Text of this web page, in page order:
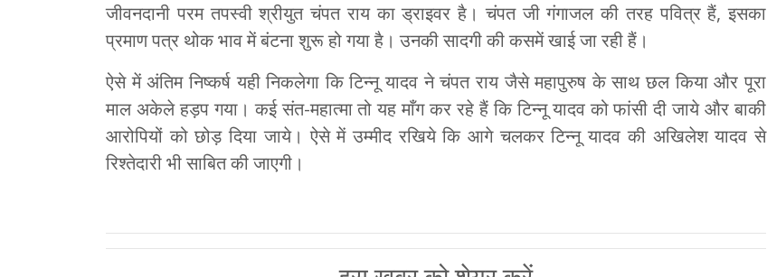
जीवनदानी परम तपस्वी श्रीयुत चंपत राय का ड्राइवर है। चंपत जी गंगाजल की तरह पवित्र हैं, इसका
प्रमाण पत्र थोक भाव में बंटना शुरू हो गया है। उनकी सादगी की कसमें खाई जा रही हैं।
ऐसे में अंतिम निष्कर्ष यही निकलेगा कि टिन्नू यादव ने चंपत राय जैसे महापुरुष के साथ छल किया और पूरा
माल अकेले हड़प गया। कई संत-महात्मा तो यह माँग कर रहे हैं कि टिन्नू यादव को फांसी दी जाये और बाकी
आरोपियों को छोड़ दिया जाये। ऐसे में उम्मीद रखिये कि आगे चलकर टिन्नू यादव की अखिलेश यादव से
रिश्तेदारी भी साबित की जाएगी।